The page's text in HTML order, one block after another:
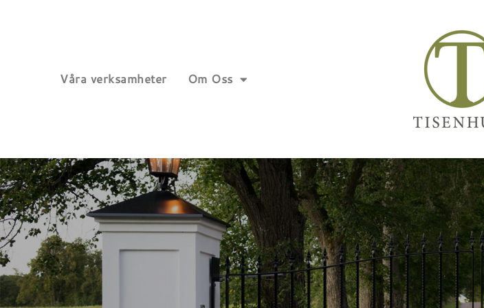
Våra verksamheter Om Oss